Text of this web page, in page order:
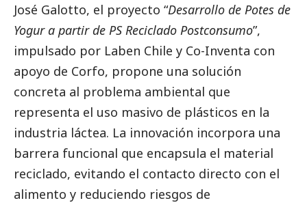
José Galotto, el proyecto “Desarrollo de Potes de
Yogur a partir de PS Reciclado Postconsumo”,
impulsado por Laben Chile y Co-Inventa con
apoyo de Corfo, propone una solución
concreta al problema ambiental que
representa el uso masivo de plásticos en la
industria láctea. La innovación incorpora una
barrera funcional que encapsula el material
reciclado, evitando el contacto directo con el
alimento y reduciendo riesgos de